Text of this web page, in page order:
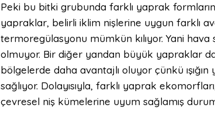
Peki bu bitki grubunda farklı yaprak
yapraklar, belirli iklim nişlerine uygun farklı
termoregülasyonu mümkün kılıyor. Yani hava
olmuyor. Bir diğer yandan büyük yapraklar
bölgelerde daha avantajlı oluyor çünkü
sağlıyor. Dolayısıyla, farklı yaprak
çevresel niş kümelerine uyum sağlamış